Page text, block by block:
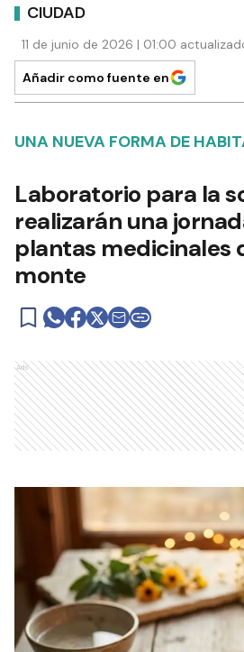
CIUDAD
11 de junio de 2026 | 01:00
Añadir como fuente en
UNA NUEVA FORMA DE
Laboratorio para la
realizarán una
plantas medicinales
monte
Ads